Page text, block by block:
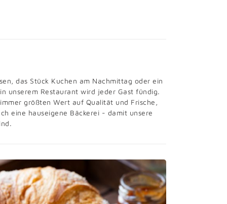
das Stück Kuchen am Nachmittag oder ein
unserem Restaurant wird jeder Gast fündig.
größten Wert auf Qualität und Frische,
eine hauseigene Bäckerei - damit unsere